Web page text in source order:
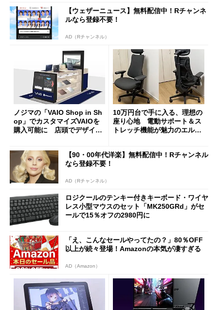
【ウェザーニュース】無料配信中！Rチャンネ
ルなら登録不要！
AD（Rチャンネル）
ノジマの「VAIO Shop in Sh
op」でカスタマイズVAIOを
購入可能に 店頭でデザイン
10万円台で手に入る、理想の
座り心地 電動サポート＆ス
トレッチ機能が魅力のエルゴ
【90・00年代洋楽】無料配信中！Rチャンネル
なら登録不要！
AD（Rチャンネル）
ロジクールのテンキー付きキーボード・ワイヤ
レス小型マウスのセット「MK250GRd」がセ
ールで15％オフの2980円に
「え、こんなセールやってたの？」80％OFF
以上が続々登場！Amazonの本気が凄すぎる
AD（Amazon）